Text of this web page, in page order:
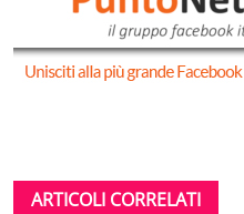
ARTICOLI CORRELATI